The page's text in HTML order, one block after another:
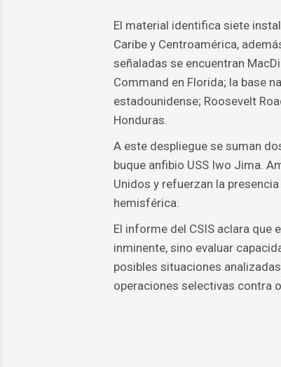
El material identifica siete
Caribe y Centroamérica,
señaladas se encuentran
Command en Florida; la base
estadounidense; Roosevelt
Honduras.
A este despliegue se suman
buque anfibio USS Iwo Jima.
Unidos y refuerzan la
hemisférica.
El informe del CSIS aclara
inminente, sino evaluar
posibles situaciones
operaciones selectivas contra